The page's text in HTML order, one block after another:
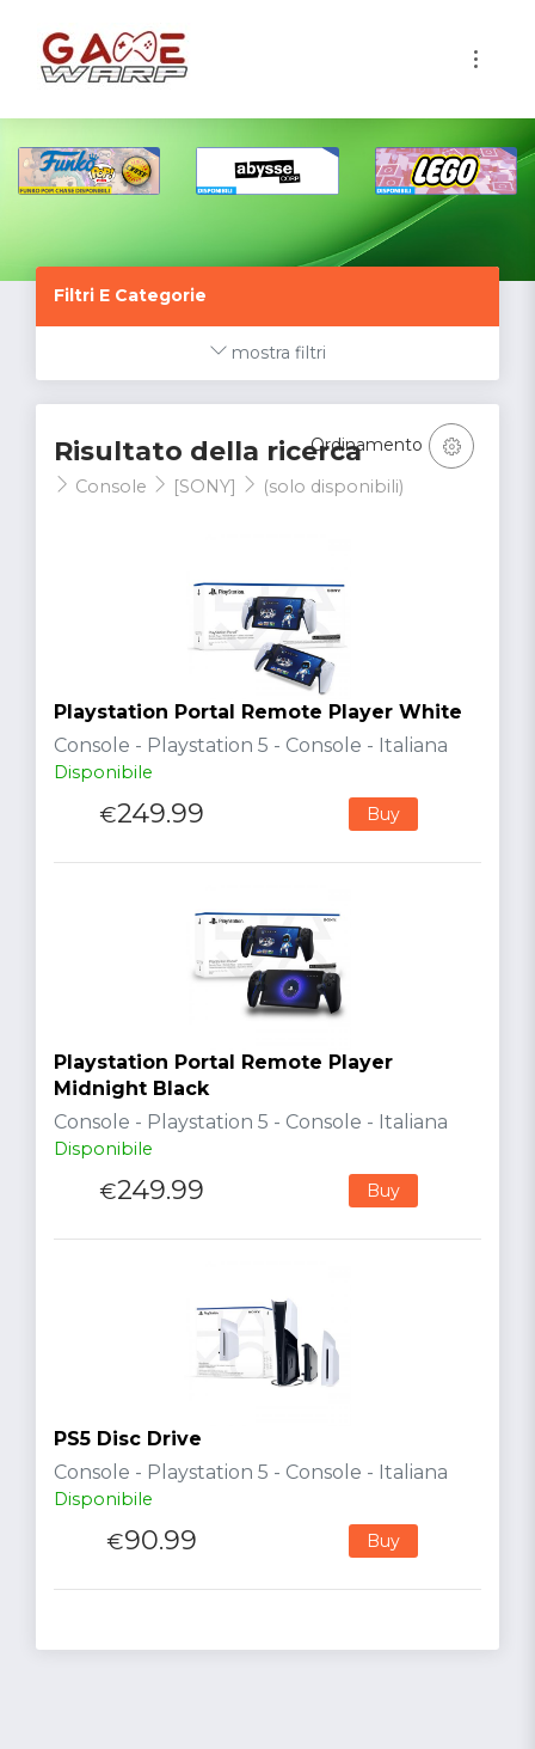
Filtri E Categorie
mostra filtri
Risultato della ricerca
Console [SONY] (solo disponibili)
Ordinamento
Playstation Portal Remote Player White
Console - Playstation 5 - Console - Italiana
Disponibile
€249.99 Buy
Playstation Portal Remote Player
Midnight Black
Console - Playstation 5 - Console - Italiana
Disponibile
€249.99 Buy
PS5 Disc Drive
Console - Playstation 5 - Console - Italiana
Disponibile
€90.99 Buy